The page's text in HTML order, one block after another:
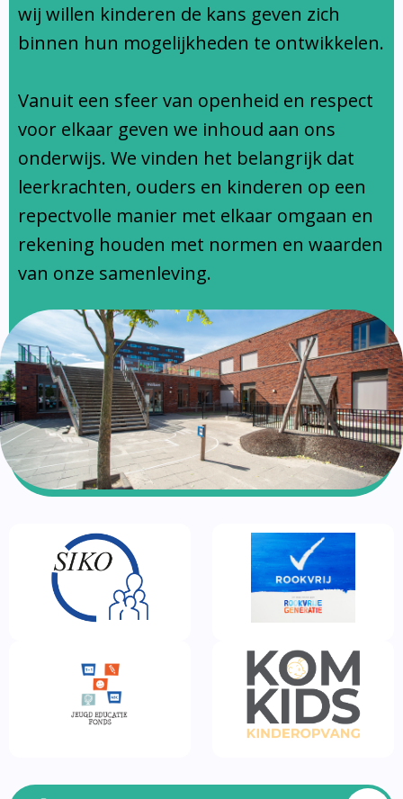
Ondersteuningsprofiel
wij willen kinderen de kans geven zich
binnen hun mogelijkheden te ontwikkelen.
Vanuit een sfeer van openheid en respect
voor elkaar geven we inhoud aan ons
onderwijs. We vinden het belangrijk dat
leerkrachten, ouders en kinderen op een
repectvolle manier met elkaar omgaan en
rekening houden met normen en waarden
van onze samenleving.